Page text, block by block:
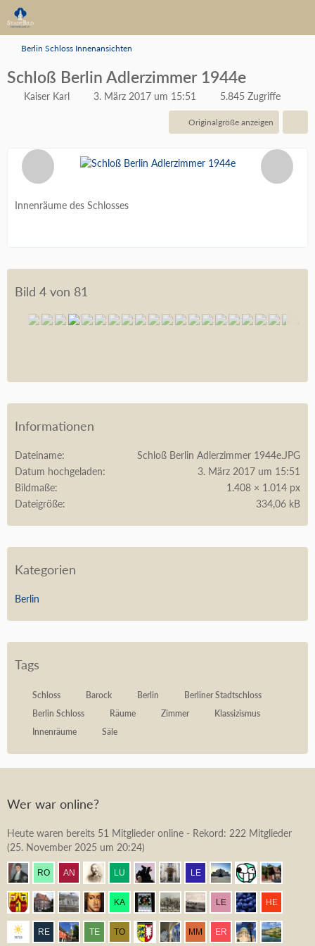
Berlin Schloss Innenansichten
Schloß Berlin Adlerzimmer 1944e
Kaiser Karl 3. März 2017 um 15:51 5.845 Zugriffe
Originalgröße anzeigen
Innenräume des Schlosses
Bild 4 von 81
Informationen
Dateiname
Schloß Berlin Adlerzimmer 1944e.JPG
Datum hochgeladen
3. März 2017 um 15:51
Bildmaße
1.408 × 1.014 px
Dateigröße
334,06 kB
Kategorien
Berlin
Tags
Schloss Barock Berlin
Berliner Stadtschloss
Berlin Schloss
Räume Zimmer
Klassizismus
Innenräume
Säle
Wer war online?
Heute waren bereits 51 Mitglieder online - Rekord: 222 Mitglieder
(25. November 2025 um 20:24)